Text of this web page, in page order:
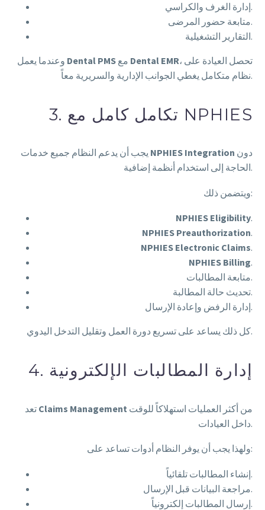
إدارة الغرف والكراسي.
متابعة حضور المرضى.
التقارير التشغيلية.
Dental PMS Dental EMR، تحصل العيادة على
نظام متكامل يغطي الجوانب الإدارية والسريرية معاً.
3. تكامل كامل مع NPHIES
NPHIES Integration
الحاجة إلى استخدام أنظمة إضافية.
ويتضمن ذلك:
NPHIES Eligibility.
NPHIES Preauthorization.
NPHIES Electronic Claims.
NPHIES Billing.
متابعة المطالبات.
تحديث حالة المطالبة.
إدارة الرفض وإعادة الإرسال.
كل ذلك يساعد على تسريع دورة العمل وتقليل التدخل اليدوي.
4. إدارة المطالبات الإلكترونية
Claims Management
داخل العيادات.
ولهذا يجب أن يوفر النظام أدوات تساعد على:
إنشاء المطالبات تلقائياً.
مراجعة البيانات قبل الإرسال.
إرسال المطالبات إلكترونياً.